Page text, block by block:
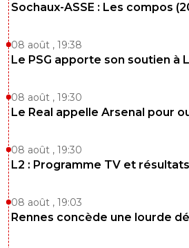
Sochaux-ASSE : Les compos
08 août , 19:38
Le PSG apporte son soutien à
08 août , 19:30
Le Real appelle Arsenal pour
08 août , 19:30
L2 : Programme TV et
08 août , 19:03
Rennes concède une lourde